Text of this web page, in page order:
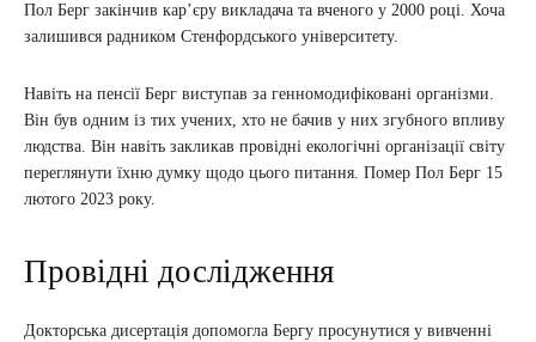
Пол Берг закінчив кар’єру викладача та вченого у 2000 році. Хоча
залишився радником Стенфордського університету.
Навіть на пенсії Берг виступав за генномодифіковані організми.
Він був одним із тих учених, хто не бачив у них згубного впливу
людства. Він навіть закликав провідні екологічні організації світу
переглянути їхню думку щодо цього питання. Помер Пол Берг 15
лютого 2023 року.
Провідні дослідження
Докторська дисертація допомогла Бергу просунутися у вивченні